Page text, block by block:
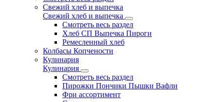
Свежий хлеб и выпечка
Свежий хлеб и выпечка
Смотреть весь раздел
Хлеб СП Выпечка Пироги
Ремесленный хлеб
Колбасы Копчености
Кулинария
Кулинария
Смотреть весь раздел
Пирожки Пончики Пышки Вафли
Фри ассортимент